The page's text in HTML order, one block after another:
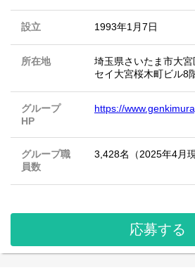
設立 1993年1月7日
所在地
埼玉県さいたま市大
セイ大宮桜木町ビル8
グループ
HP
https://
グループ職
員数
3,428名（2025年4月現
応募する